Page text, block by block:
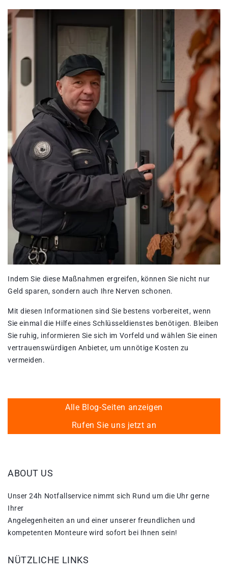
Indem Sie diese Maßnahmen ergreifen, können Sie nicht nur
Geld sparen, sondern auch Ihre Nerven schonen.
Mit diesen Informationen sind Sie bestens vorbereitet, wenn
Sie einmal die Hilfe eines Schlüsseldienstes benötigen. Bleiben
Sie ruhig, informieren Sie sich im Vorfeld und wählen Sie einen
vertrauenswürdigen Anbieter, um unnötige Kosten zu
vermeiden.
Alle Blog-Seiten anzeigen
Rufen Sie uns jetzt an
ABOUT US
Unser 24h Notfallservice nimmt sich Rund um die Uhr gerne
Ihrer
Angelegenheiten an und einer unserer freundlichen und
kompetenten Monteure wird sofort bei Ihnen sein!
NÜTZLICHE LINKS